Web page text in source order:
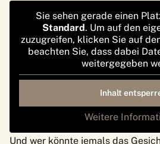
Sie sehen gerade einen
Standard. Um auf den
zuzugreifen, klicken Sie auf
beachten Sie, dass dabei
weitergegeben
Inhalt
Weitere
Und wer könnte jemals das